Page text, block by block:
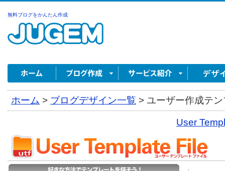
無料ブログをかんたん作成
ホーム > ブログデザイン一覧 > ユーザー作成テ
User